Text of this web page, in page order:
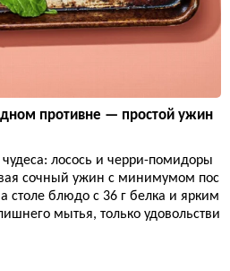
противне — простой ужин
чудеса: лосось и черри-помидоры
сочный ужин с минимумом пос
столе блюдо с 36 г белка и ярким
мытья, только удовольстви